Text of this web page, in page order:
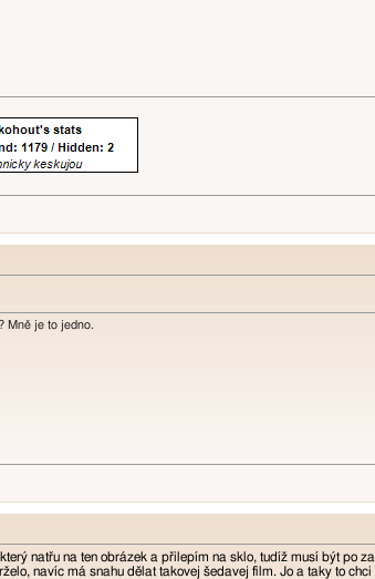
Mně je to jedno.
natřu na ten obrázek a přilepím na sklo, tudíž musí být po
navíc má snahu dělat takovej šedavej film. Jo a taky to